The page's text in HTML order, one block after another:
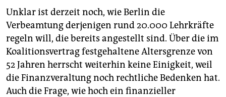
Unklar ist derzeit noch, wie Berlin die
Verbeamtung derjenigen rund 20.000 Lehrkräfte
regeln will, die bereits angestellt sind. Über die im
Koalitionsvertrag festgehaltene Altersgrenze von
52 Jahren herrscht weiterhin keine Einigkeit, weil
die Finanzveraltung noch rechtliche Bedenken hat.
Auch die Frage, wie hoch ein finanzieller